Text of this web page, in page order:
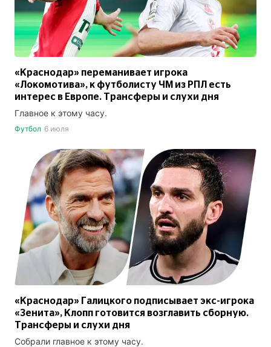
«Краснодар» переманивает игрока
«Локомотива», к футболисту ЧМ из РПЛ есть
интерес в Европе. Трансферы и слухи дня
Главное к этому часу.
Футбол 6 июля
«Краснодар» Галицкого подписывает экс-игрока
«Зенита», Клопп готовится возглавить сборную.
Трансферы и слухи дня
Собрали главное к этому часу.